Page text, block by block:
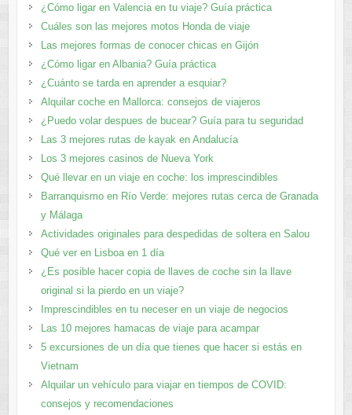
¿Cómo ligar en Valencia en tu viaje? Guía práctica
Cuáles son las mejores motos Honda de viaje
Las mejores formas de conocer chicas en Gijón
¿Cómo ligar en Albania? Guía práctica
¿Cuánto se tarda en aprender a esquiar?
Alquilar coche en Mallorca: consejos de viajeros
¿Puedo volar despues de bucear? Guía para tu seguridad
Las 3 mejores rutas de kayak en Andalucía
Los 3 mejores casinos de Nueva York
Qué llevar en un viaje en coche: los imprescindibles
Barranquismo en Río Verde: mejores rutas cerca de Granada
y Málaga
Actividades originales para despedidas de soltera en Salou
Qué ver en Lisboa en 1 día
¿Es posible hacer copia de llaves de coche sin la llave
original si la pierdo en un viaje?
Imprescindibles en tu neceser en un viaje de negocios
Las 10 mejores hamacas de viaje para acampar
5 excursiones de un día que tienes que hacer si estás en
Vietnam
Alquilar un vehículo para viajar en tiempos de COVID:
consejos y recomendaciones